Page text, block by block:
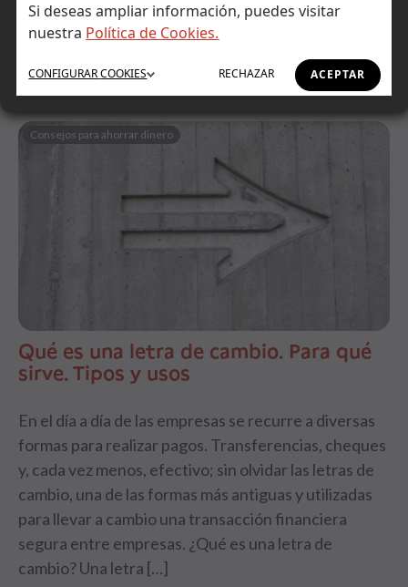
Si deseas ampliar información, puedes visitar
nuestra Política de Cookies.
ACEPTAR
RECHAZAR
CONFIGURARCOOKIES
sistema de pagos
Consejos para ahorrar dinero
Qué es una letra de cambio. Para qué
sirve. Tipos y usos
En el día a día de las empresas se recurre a diversas
formas para realizar pagos. Transferencias, cheques
y, cada vez menos, efectivo; sin olvidar las letras de
cambio, una de las formas más antiguas y utilizadas
para llevar a cambio una transacción financiera
segura entre empresas. ¿Qué es una letra de
cambio? Una letra […]